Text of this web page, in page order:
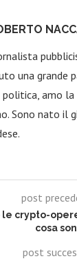
una grande
amo la
Sono nato il
post
le crypto-
cosa
post